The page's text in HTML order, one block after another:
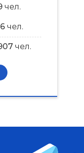
чел.
чел.
чел.